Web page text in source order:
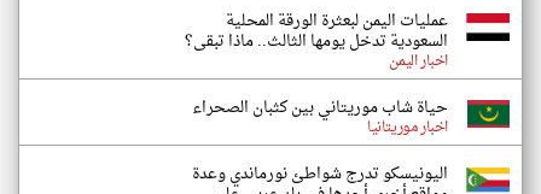
عمليات اليمن لبعثرة الورقة المحلية
السعودية تدخل يومها الثالث.. ماذا تبقى؟
اخبار اليمن
حياة شاب موريتاني بين كثبان الصحراء
اخبار موريتانيا
اليونيسكو تدرج شواطئ نورماندي وعدة